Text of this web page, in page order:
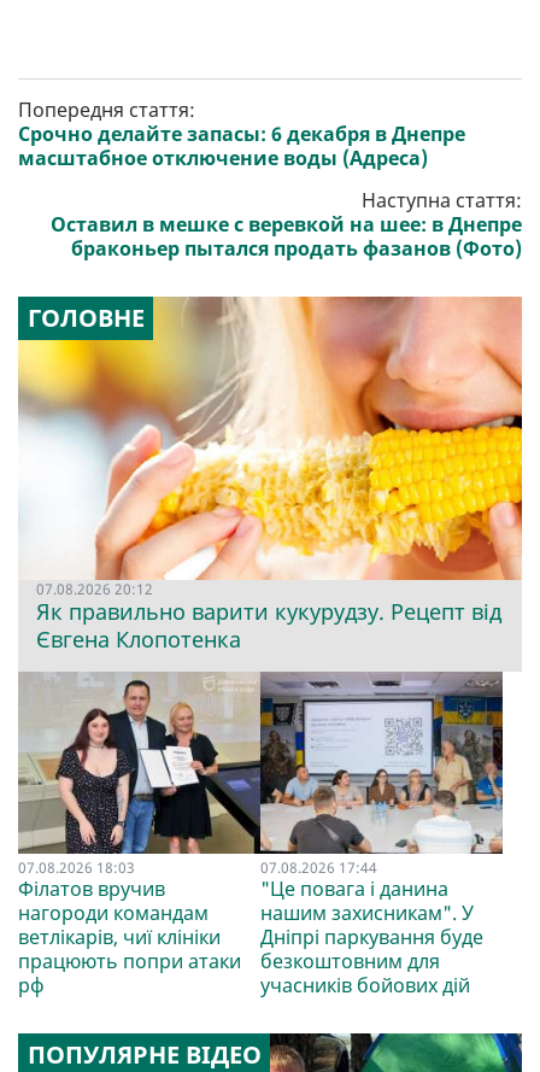
Попередня стаття:
Срочно делайте запасы: 6 декабря в Днепре
масштабное отключение воды (Адреса)
Наступна стаття:
Оставил в мешке с веревкой на шее: в Днепре
браконьер пытался продать фазанов (Фото)
ГОЛОВНЕ
07.08.2026 20:12
Як правильно варити кукурудзу. Рецепт від
Євгена Клопотенка
07.08.2026 18:03
Філатов вручив
нагороди командам
ветлікарів, чиї клініки
працюють попри атаки
рф
07.08.2026 17:44
"Це повага і данина
нашим захисникам". У
Дніпрі паркування буде
безкоштовним для
учасників бойових дій
ПОПУЛЯРНЕ ВІДЕО